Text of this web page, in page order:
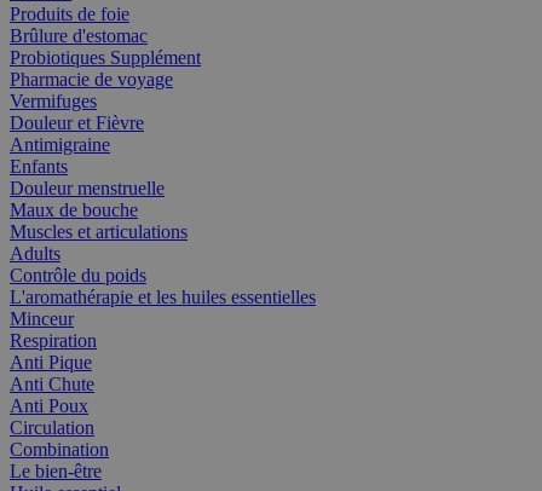
Produits de foie
Brûlure d'estomac
Probiotiques Supplément
Pharmacie de voyage
Vermifuges
Douleur et Fièvre
Antimigraine
Enfants
Douleur menstruelle
Maux de bouche
Muscles et articulations
Adults
Contrôle du poids
L'aromathérapie et les huiles essentielles
Minceur
Respiration
Anti Pique
Anti Chute
Anti Poux
Circulation
Combination
Le bien-être